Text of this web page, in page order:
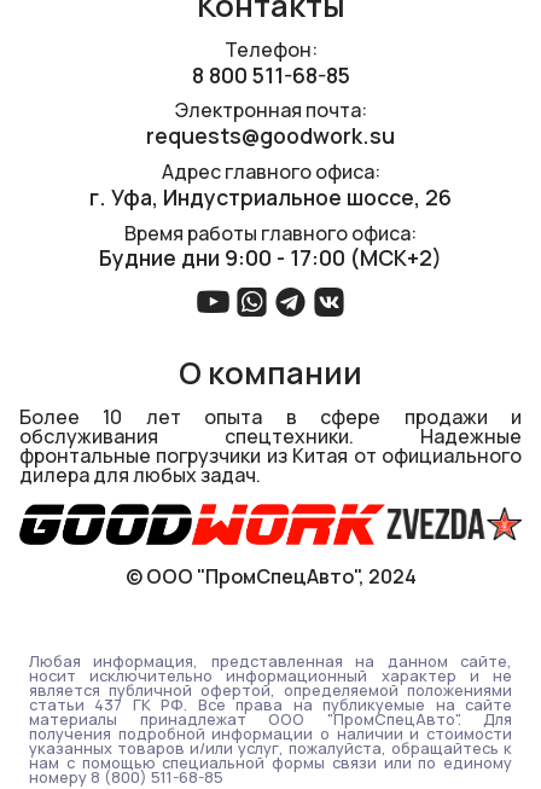
Телефон:
8 800 511-68-85
Электронная почта:
requests@goodwork.su
Адрес главного офиса:
г. Уфа, ​Индустриальное шоссе, 26
Время работы главного офиса:
Будние дни 9:00 - 17:00 (МСК+2)
О компании
Более 10 лет опыта в сфере продажи и
обслуживания спецтехники. Надежные
фронтальные погрузчики из Китая от официального
дилера для любых задач.
© ООО "ПромСпецАвто", 2024
Любая информация, представленная на данном сайте,
носит исключительно информационный характер и не
является публичной офертой, определяемой положениями
статьи 437 ГК РФ. Все права на публикуемые на сайте
материалы принадлежат ООО "ПромСпецАвто". Для
получения подробной информации о наличии и стоимости
указанных товаров и/или услуг, пожалуйста, обращайтесь к
нам с помощью специальной формы связи или по единому
номеру 8 (800) 511-68-85